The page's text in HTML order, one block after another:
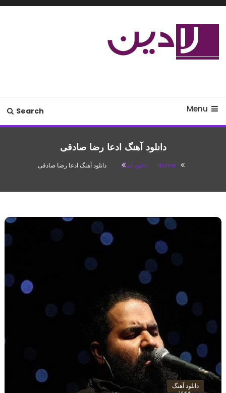
Skip
Menu
Search
دانلود آهنگ ادعا رضا صادقی
Home دانلود آهنگ دانلود آهنگ ادعا رضا صادقی
دانلود آهنگ